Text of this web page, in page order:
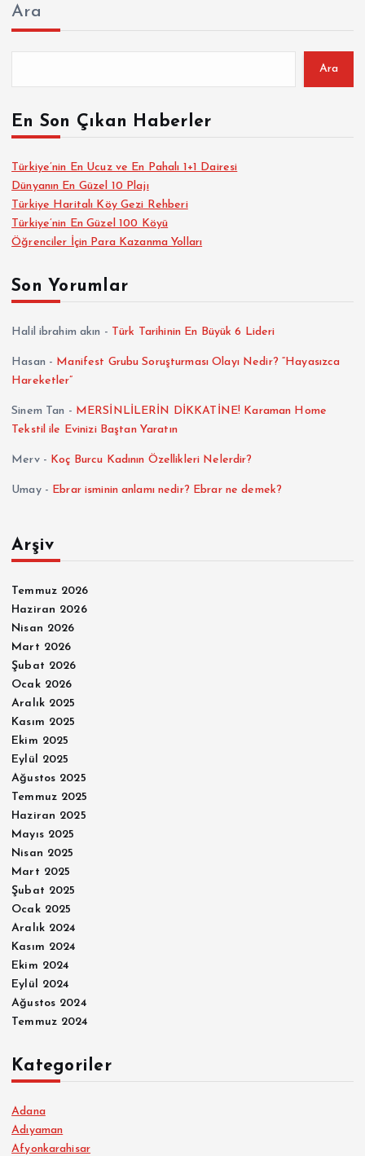
Ara
Ara
En Son Çıkan Haberler
Türkiye’nin En Ucuz ve En Pahalı 1+1 Dairesi
Dünyanın En Güzel 10 Plajı
Türkiye Haritalı Köy Gezi Rehberi
Türkiye’nin En Güzel 100 Köyü
Öğrenciler İçin Para Kazanma Yolları
Son Yorumlar
Halil ibrahim akın - Türk Tarihinin En Büyük 6 Lideri
Hasan - Manifest Grubu Soruşturması Olayı Nedir? “Hayasızca
Hareketler”
Sinem Tan - MERSİNLİLERİN DİKKATİNE! Karaman Home
Tekstil ile Evinizi Baştan Yaratın
Merv- Koç Burcu Kadının Özellikleri Nelerdir?
Umay- Ebrar isminin anlamı nedir? Ebrar ne demek?
Arşiv
Temmuz 2026
Haziran 2026
Nisan 2026
Mart 2026
Şubat 2026
Ocak 2026
Aralık 2025
Kasım 2025
Ekim 2025
Eylül 2025
Ağustos 2025
Temmuz 2025
Haziran 2025
Mayıs 2025
Nisan 2025
Mart 2025
Şubat 2025
Ocak 2025
Aralık 2024
Kasım 2024
Ekim 2024
Eylül 2024
Ağustos 2024
Temmuz 2024
Kategoriler
Adana
Adıyaman
Afyonkarahisar